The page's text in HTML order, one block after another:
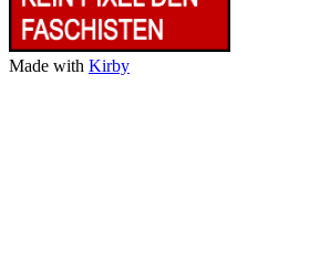
Made with Kirby